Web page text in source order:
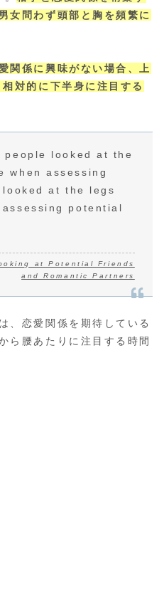
女問わず頭部と胸を頻繁に
関係に興味がない場合、上
対的に下半身に注目する
people looked at the
when assessing
at the legs
potential
at Potential Friends
and Romantic Partners
、恋愛関係を期待している
ら腰あたりに注目する時間